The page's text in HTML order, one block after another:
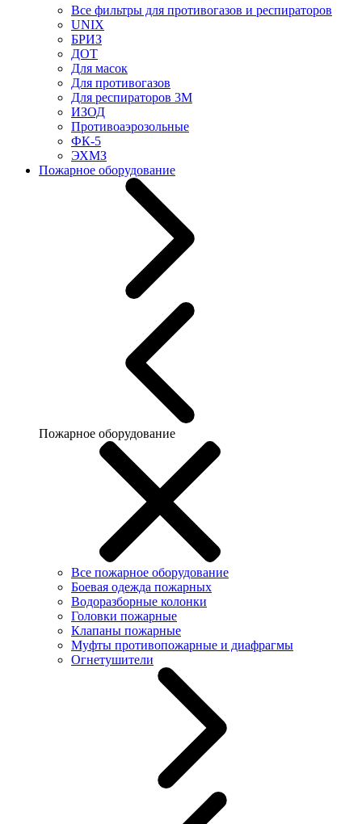
Все фильтры для противогазов и респираторов
UNIX
БРИЗ
ДОТ
Для масок
Для противогазов
Для респираторов 3М
ИЗОД
Противоаэрозольные
ФК-5
ЭХМЗ
Пожарное оборудование
Пожарное оборудование
Все пожарное оборудование
Боевая одежда пожарных
Водоразборные колонки
Головки пожарные
Клапаны пожарные
Муфты противопожарные и диафрагмы
Огнетушители